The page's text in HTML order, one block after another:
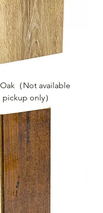
（Not available
only）